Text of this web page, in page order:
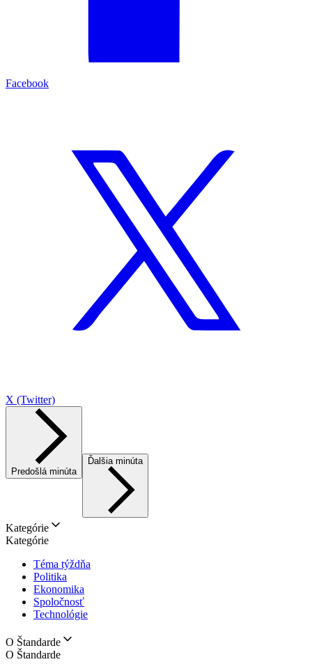
Facebook
X (Twitter)
Predošlá minúta
Ďalšia minúta
Kategórie
Kategórie
Téma týždňa
Politika
Ekonomika
Spoločnosť
Technológie
O Štandarde
O Štandarde